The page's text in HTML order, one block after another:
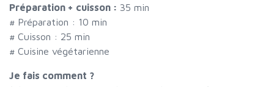
Préparation + cuisson : 35 min
# Préparation : 10 min
# Cuisson : 25 min
# Cuisine végétarienne
Je fais comment ?